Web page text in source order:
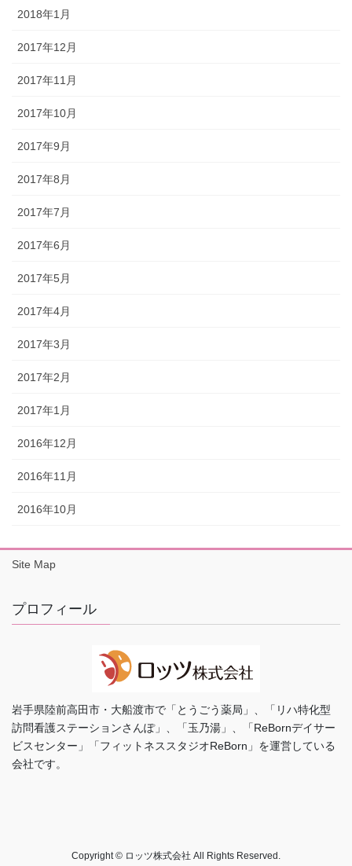
2018年1月
2017年12月
2017年11月
2017年10月
2017年9月
2017年8月
2017年7月
2017年6月
2017年5月
2017年4月
2017年3月
2017年2月
2017年1月
2016年12月
2016年11月
2016年10月
Site Map
プロフィール
岩手県陸前高田市・大船渡市で「とうごう薬局」、「リハ特化型
訪問看護ステーションさんぽ」、「玉乃湯」、「ReBornデイサー
ビスセンター」「フィットネススタジオReBorn」を運営している
会社です。
Copyright © ロッツ株式会社 All Rights Reserved.